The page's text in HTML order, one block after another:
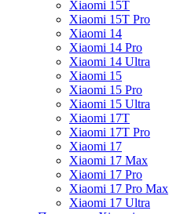
Xiaomi 15T
Xiaomi 15T Pro
Xiaomi 14
Xiaomi 14 Pro
Xiaomi 14 Ultra
Xiaomi 15
Xiaomi 15 Pro
Xiaomi 15 Ultra
Xiaomi 17T
Xiaomi 17T Pro
Xiaomi 17
Xiaomi 17 Max
Xiaomi 17 Pro
Xiaomi 17 Pro Max
Xiaomi 17 Ultra